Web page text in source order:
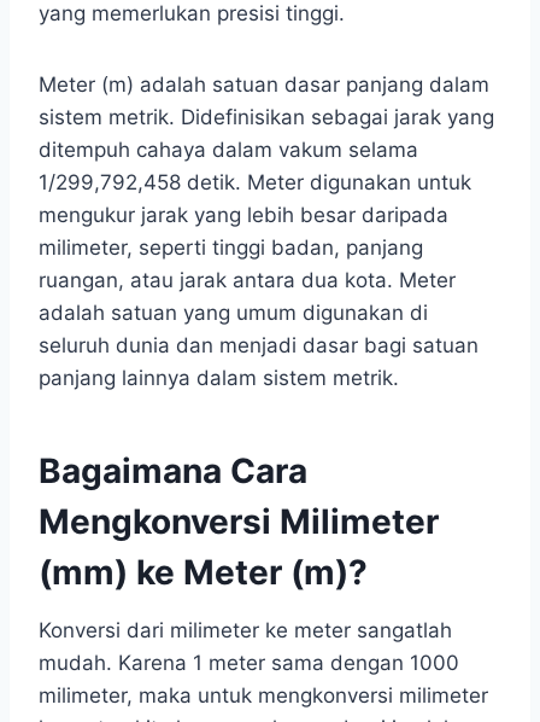
yang memerlukan presisi tinggi.
Meter (m) adalah satuan dasar panjang dalam
sistem metrik. Didefinisikan sebagai jarak yang
ditempuh cahaya dalam vakum selama
1/299,792,458 detik. Meter digunakan untuk
mengukur jarak yang lebih besar daripada
milimeter, seperti tinggi badan, panjang
ruangan, atau jarak antara dua kota. Meter
adalah satuan yang umum digunakan di
seluruh dunia dan menjadi dasar bagi satuan
panjang lainnya dalam sistem metrik.
Bagaimana Cara
Mengkonversi Milimeter
(mm) ke Meter (m)?
Konversi dari milimeter ke meter sangatlah
mudah. Karena 1 meter sama dengan 1000
milimeter, maka untuk mengkonversi milimeter